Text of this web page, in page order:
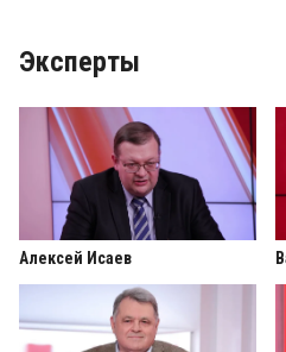
Эксперты
Алексей Исаев